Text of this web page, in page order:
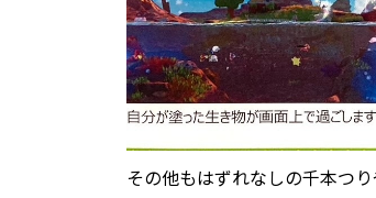
その他もはずれなしの千本つ